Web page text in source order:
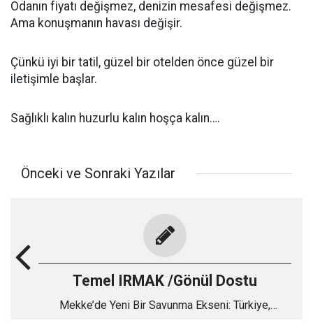
Odanın fiyatı değişmez, denizin mesafesi değişmez.
Ama konuşmanın havası değişir.
Çünkü iyi bir tatil, güzel bir otelden önce güzel bir
iletişimle başlar.
Sağlıklı kalın huzurlu kalın hoşça kalın….
Önceki ve Sonraki Yazılar
Temel IRMAK /Gönül Dostu
Mekke’de Yeni Bir Savunma Ekseni: Türkiye,